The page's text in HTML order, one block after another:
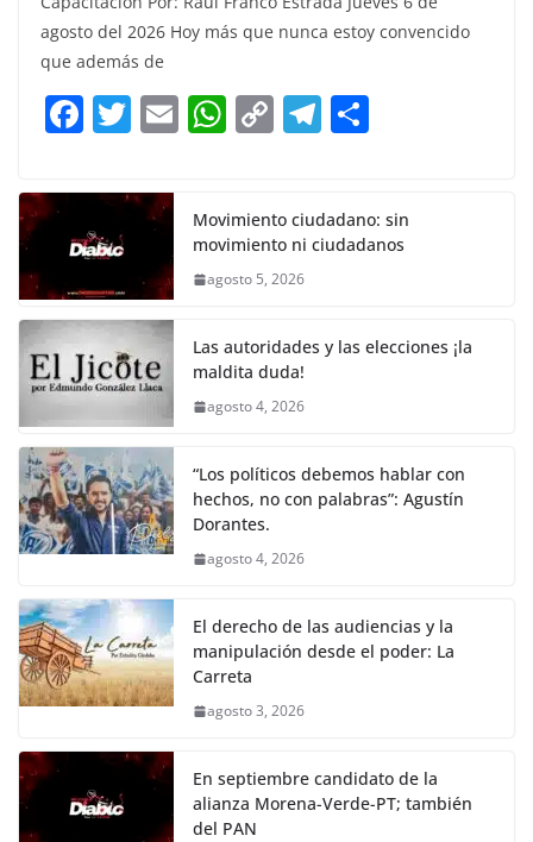
c
e
b
o
k
itt
er
ai at
A
p
p
Li
n
e
a
m
ar
e
agosto del 2026 Hoy más que nunca estoy convencido
que además de
F
c
e
b
o
o
k
T
itt
er
E W
s
A
p
C
y
Li
k
T
gr
a
e
Movimiento ciudadano: sin
movimiento ni ciudadanos
agosto 5, 2026
Las autoridades y las elecciones ¡la
maldita duda!
agosto 4, 2026
“Los políticos debemos hablar con
hechos, no con palabras”: Agustín
Dorantes.
agosto 4, 2026
El derecho de las audiencias y la
manipulación desde el poder: La
Carreta
agosto 3, 2026
En septiembre candidato de la
alianza Morena-Verde-PT; también
del PAN